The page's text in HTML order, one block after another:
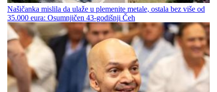
Našičanka mislila da ulaže u plemenite metale, ostala bez više od
35.000 eura: Osumnjičen 43-godišnji Čeh